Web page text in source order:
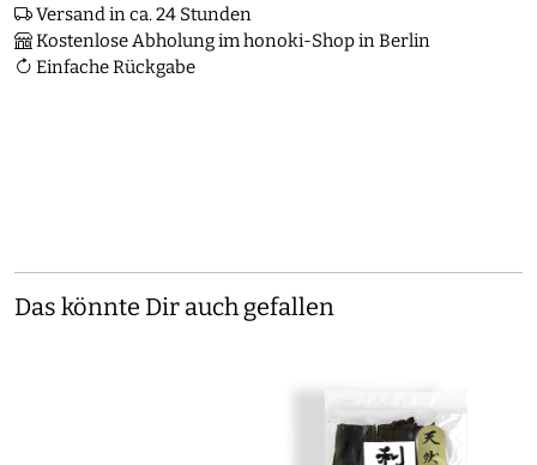
Versand in ca. 24 Stunden
Kostenlose Abholung im honoki-Shop in Berlin
Einfache Rückgabe
Das könnte Dir auch gefallen